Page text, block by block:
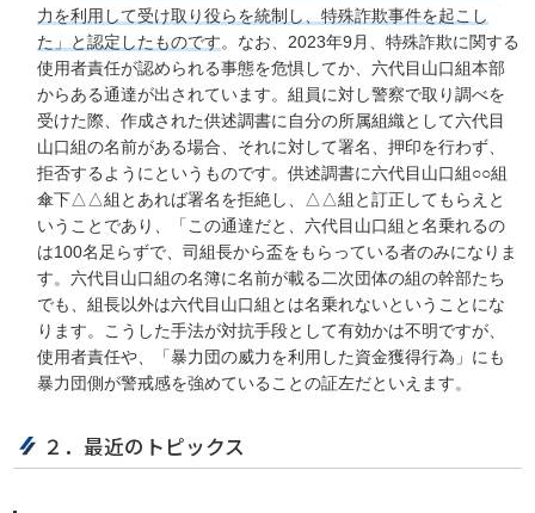
力を利用して受け取り役らを統制し、特殊詐欺事件を起こし
た」と認定したものです。なお、2023年9月、特殊詐欺に関する
使用者責任が認められる事態を危惧してか、六代目山口組本部
からある通達が出されています。組員に対し警察で取り調べを
受けた際、作成された供述調書に自分の所属組織として六代目
山口組の名前がある場合、それに対して署名、押印を行わず、
拒否するようにというものです。供述調書に六代目山口組○○組
傘下△△組とあれば署名を拒絶し、△△組と訂正してもらえと
いうことであり、「この通達だと、六代目山口組と名乗れるの
は100名足らずで、司組長から盃をもらっている者のみになりま
す。六代目山口組の名簿に名前が載る二次団体の組の幹部たち
でも、組長以外は六代目山口組とは名乗れないということにな
ります。こうした手法が対抗手段として有効かは不明ですが、
使用者責任や、「暴力団の威力を利用した資金獲得行為」にも
暴力団側が警戒感を強めていることの証左だといえます。
２．最近のトピックス